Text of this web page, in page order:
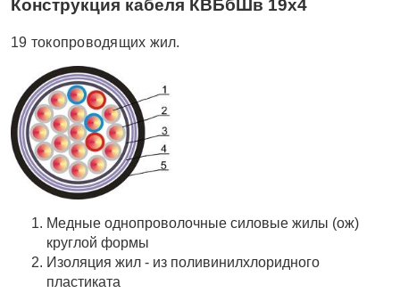
Конструкция кабеля КВБбШв 19х4
19 токопроводящих жил.
Медные однопроволочные силовые жилы (ож)
круглой формы
Изоляция жил - из поливинилхлоридного
пластиката